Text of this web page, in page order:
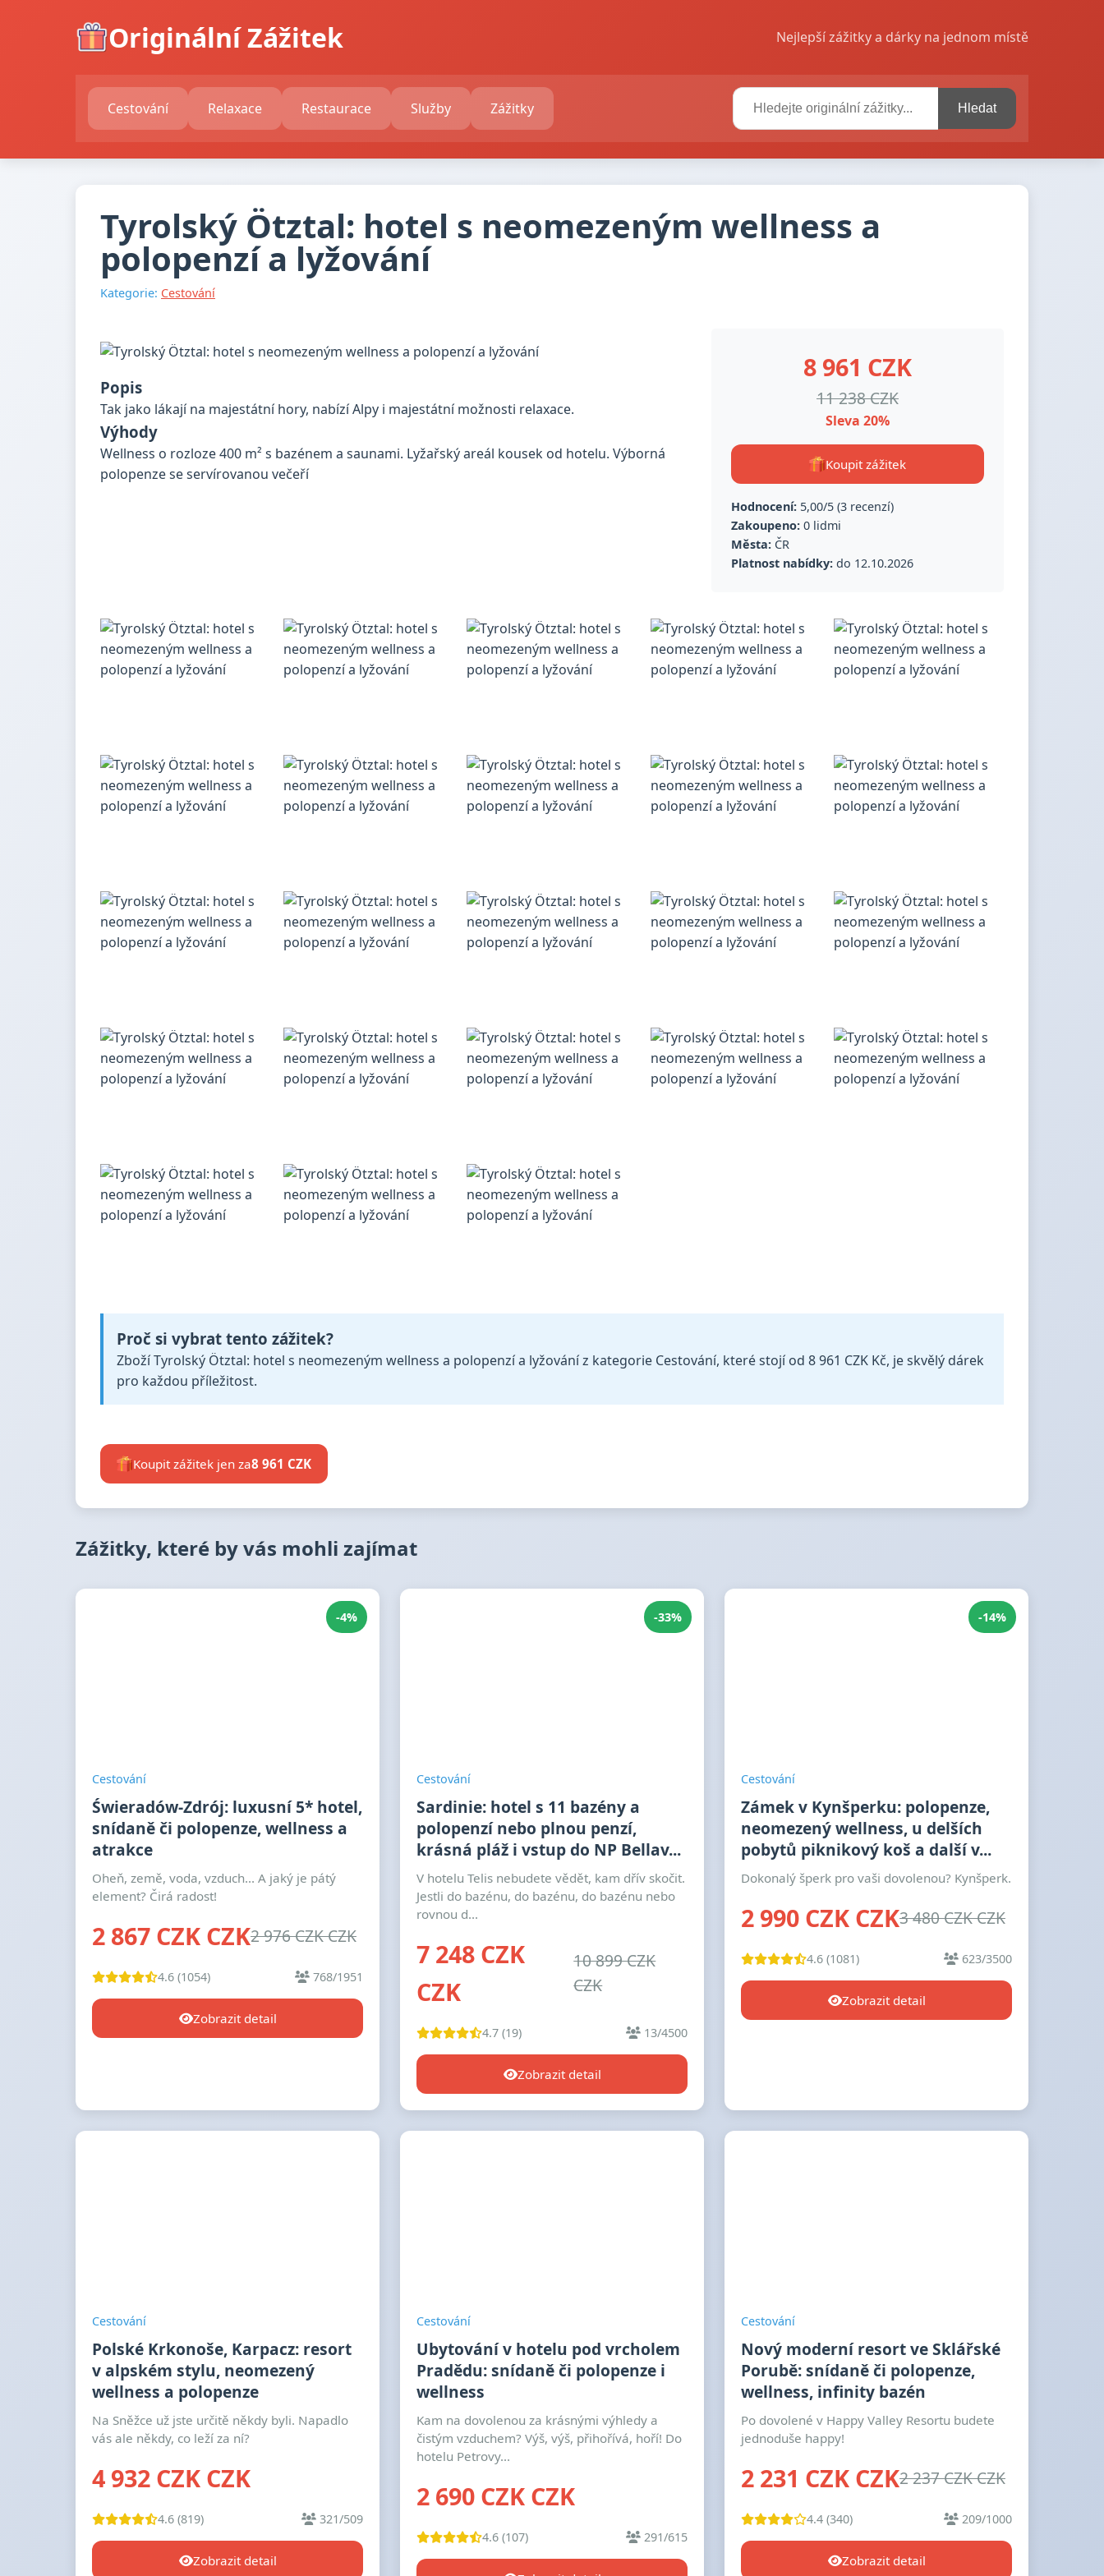
Originální Zážitek Nejlepší zážitky a dárky na jednom místě
Cestování Relaxace Restaurace Služby Zážitky Hledat
Tyrolský Ötztal: hotel s neomezeným wellness a
polopenzí a lyžování
Kategorie: Cestování
Popis
Tak jako lákají na majestátní hory, nabízí Alpy i majestátní možnosti relaxace.
Výhody
Wellness o rozloze 400 m² s bazénem a saunami. Lyžařský areál kousek od hotelu. Výborná
polopenze se servírovanou večeří
8 961 CZK
11 238 CZK
Sleva 20%
Koupit zážitek
Hodnocení: 5,00/5 (3 recenzí)
Zakoupeno: 0 lidmi
Města: ČR
Platnost nabídky: do 12.10.2026
Proč si vybrat tento zážitek?
Zboží Tyrolský Ötztal: hotel s neomezeným wellness a polopenzí a lyžování z kategorie Cestování, které stojí od 8 961 CZK Kč, je skvělý dárek
pro každou příležitost.
Koupit zážitek jen za8 961 CZK
Zážitky, které by vás mohli zajímat
-4%
Cestování
Świeradów-Zdrój: luxusní 5* hotel,
snídaně či polopenze, wellness a
atrakce
Oheň, země, voda, vzduch... A jaký je pátý
element? Čirá radost!
2 867 CZK CZK2 976 CZK CZK
4.6 (1054) 768/1951
Zobrazit detail
-33%
Cestování
Sardinie: hotel s 11 bazény a
polopenzí nebo plnou penzí,
krásná pláž i vstup do NP Bellav...
V hotelu Telis nebudete vědět, kam dřív skočit.
Jestli do bazénu, do bazénu, do bazénu nebo
rovnou d...
7 248 CZK
CZK
10 899 CZK
CZK
4.7 (19) 13/4500
Zobrazit detail
-14%
Cestování
Zámek v Kynšperku: polopenze,
neomezený wellness, u delších
pobytů piknikový koš a další v...
Dokonalý šperk pro vaši dovolenou? Kynšperk.
2 990 CZK CZK3 480 CZK CZK
4.6 (1081) 623/3500
Zobrazit detail
Cestování
Polské Krkonoše, Karpacz: resort
v alpském stylu, neomezený
wellness a polopenze
Na Sněžce už jste určitě někdy byli. Napadlo
vás ale někdy, co leží za ní?
4 932 CZK CZK
4.6 (819) 321/509
Zobrazit detail
Cestování
Ubytování v hotelu pod vrcholem
Pradědu: snídaně či polopenze i
wellness
Kam na dovolenou za krásnými výhledy a
čistým vzduchem? Výš, výš, přihořívá, hoří! Do
hotelu Petrovy...
2 690 CZK CZK
4.6 (107) 291/615
Cestování
Nový moderní resort ve Sklářské
Porubě: snídaně či polopenze,
wellness, infinity bazén
Po dovolené v Happy Valley Resortu budete
jednoduše happy!
2 231 CZK CZK2 237 CZK CZK
4.4 (340) 209/1000
Zobrazit detail